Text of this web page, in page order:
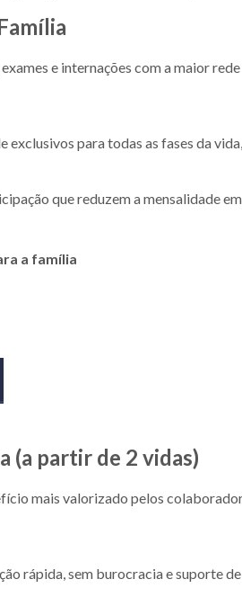
e internações com a maior
exclusivos para todas as fases da
que reduzem a mensalidade em
a família
(a partir de 2 vidas)
mais valorizado pelos
rápida, sem burocracia e suporte